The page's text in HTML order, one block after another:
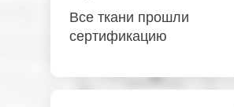
Все ткани прошли
сертификацию